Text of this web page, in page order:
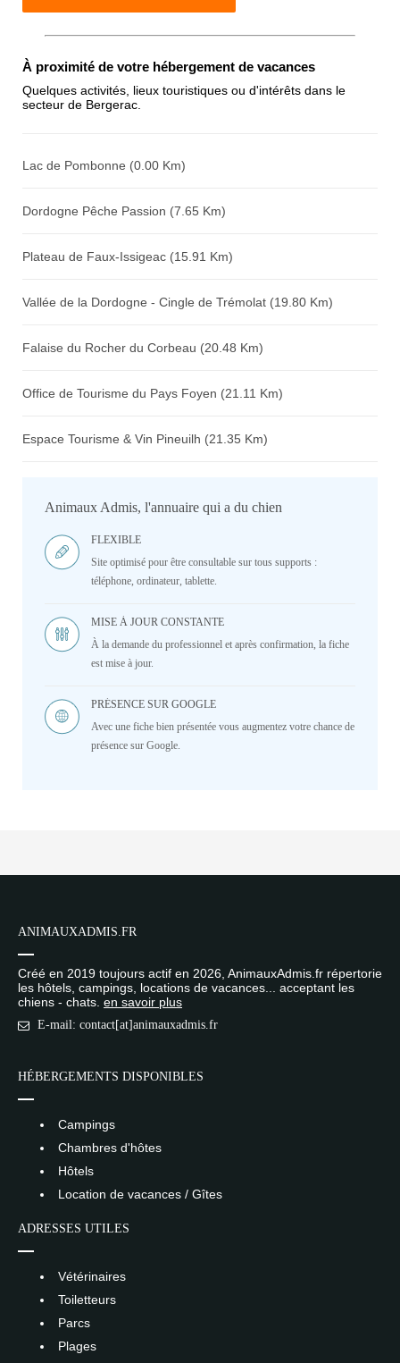
Antispam - Combien font 7x4 (en
chiffres) :
À proximité de votre hébergement de vacances
Quelques activités, lieux touristiques ou d'intérêts dans le
secteur de Bergerac.
Lac de Pombonne (0.00 Km)
Dordogne Pêche Passion (7.65 Km)
Plateau de Faux-Issigeac (15.91 Km)
Vallée de la Dordogne - Cingle de Trémolat (19.80 Km)
Falaise du Rocher du Corbeau (20.48 Km)
Office de Tourisme du Pays Foyen (21.11 Km)
Espace Tourisme & Vin Pineuilh (21.35 Km)
Animaux Admis, l'annuaire qui a du chien
FLEXIBLE
Site optimisé pour être consultable sur tous supports :
téléphone, ordinateur, tablette.
MISE À JOUR CONSTANTE
À la demande du professionnel et après confirmation, la fiche
est mise à jour.
PRÉSENCE SUR GOOGLE
Avec une fiche bien présentée vous augmentez votre chance de
présence sur Google.
ANIMAUXADMIS.FR
Créé en 2019 toujours actif en 2026, AnimauxAdmis.fr répertorie
les hôtels, campings, locations de vacances... acceptant les
chiens - chats. en savoir plus
E-mail: contact[at]animauxadmis.fr
HÉBERGEMENTS DISPONIBLES
Campings
Chambres d'hôtes
Hôtels
Location de vacances / Gîtes
ADRESSES UTILES
Vétérinaires
Toiletteurs
Parcs
Plages